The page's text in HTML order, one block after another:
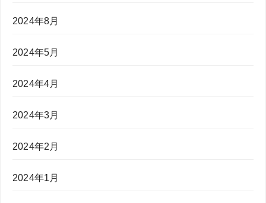
2024年8月
2024年5月
2024年4月
2024年3月
2024年2月
2024年1月